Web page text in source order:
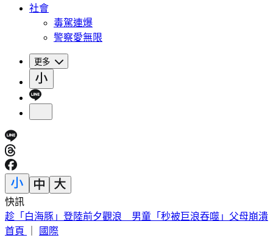
社會
毒駕連爆
警察愛無限
更多
快訊
致癌油爭議延燒！拍板20%下架標準 林靜儀：衛福部全體負
責